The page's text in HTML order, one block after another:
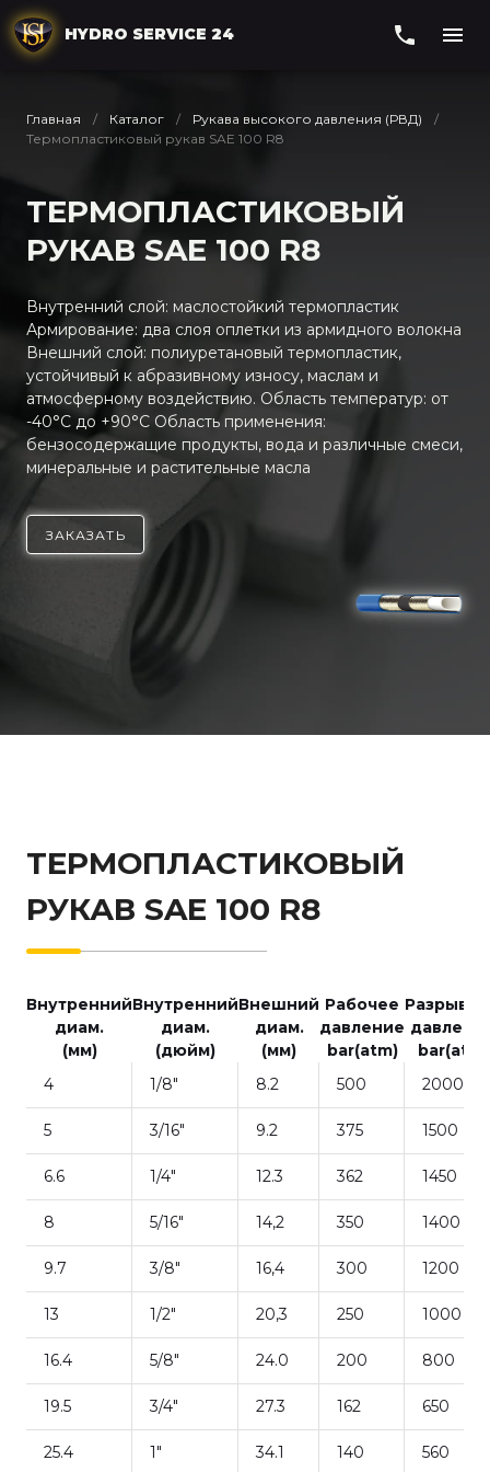
HYDRO SERVICE 24
Главная Каталог
Рукава высокого давления (РВД)
Термопластиковый рукав SAE 100 R8
ТЕРМОПЛАСТИКОВЫЙ
РУКАВ SAE 100 R8
Внутренний слой: маслостойкий термопластик
Армирование: два слоя оплетки из армидного волокна
Внешний слой: полиуретановый термопластик,
устойчивый к абразивному износу, маслам и
атмосферному воздействию. Область температур: от
-40°С до +90°С Область применения:
бензосодержащие продукты, вода и различные смеси,
минеральные и растительные масла
ЗАКАЗАТЬ
ТЕРМОПЛАСТИКОВЫЙ
РУКАВ SAE 100 R8
Внутренний
диам.
(мм)
Внутренний
диам.
(дюйм)
Внешний
диам.
(мм)
Рабочее
давление
bar(atm)
bar(atm)
4
1/8" 8.2 500 2000
5 3/16" 9.2 375 1500
6.6 1/4" 12.3 362 1450
8 5/16" 14,2 350 1400
9.7 3/8" 16,4 300 1200
13 1/2" 20,3 250 1000
16.4 5/8" 24.0 200 800
19.5 3/4" 27.3 162 650
25.4 1" 34.1 140 560